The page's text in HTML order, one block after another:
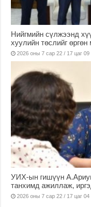
Нийгмийн сүлжээнд
хуулийн төслийг
2026 оны 7 сар 22 / 17 цаг
УИХ-ын гишүүн
танхимд ажиллаж,
2026 оны 7 сар 22 / 17 цаг